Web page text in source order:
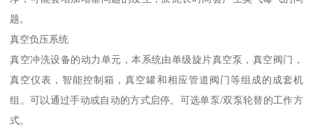
题。
真空负压系统
真空冲洗设备的动力单元，本系统由单级旋片真空泵，真空阀门，
真空仪表，智能控制箱，真空罐和相应管道阀门等组成的成套机
组。可以通过手动或自动的方式启停。可选单泵/双泵轮替的工作方
式。